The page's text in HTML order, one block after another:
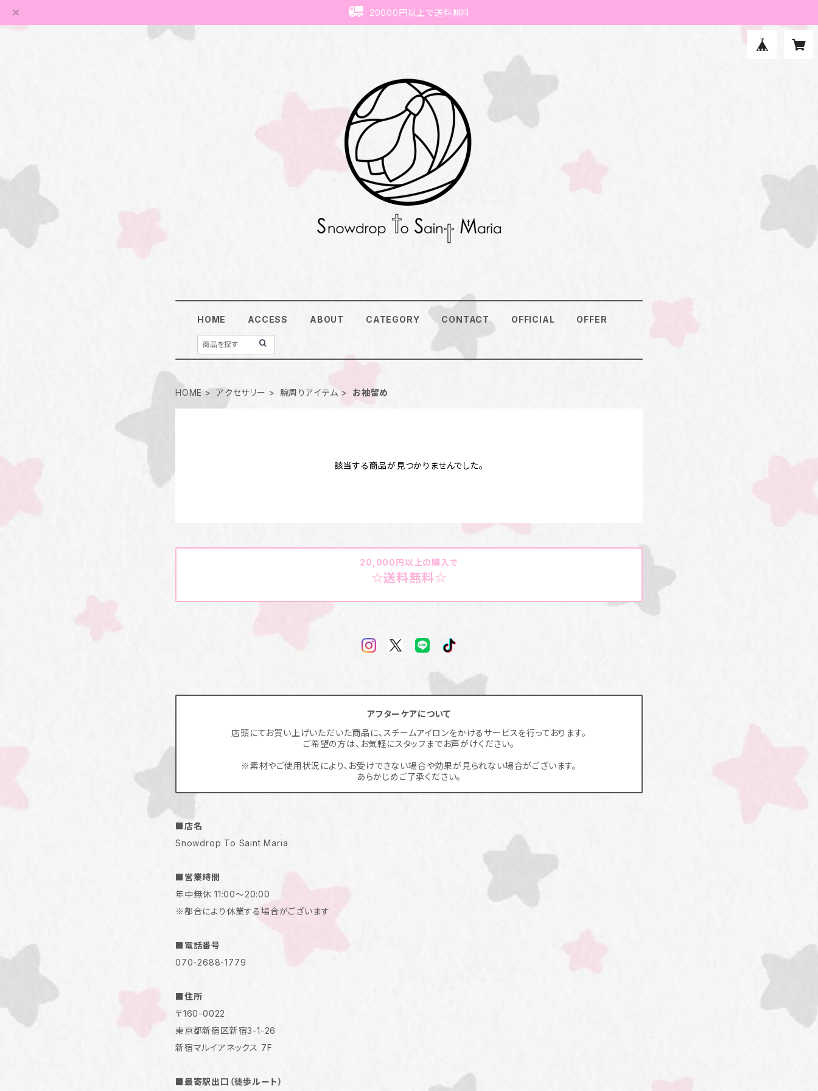
20000円以上で送料無料
HOME ACCESS ABOUT CATEGORY CONTACT OFFICIAL OFFER
HOME アクセサリー 腕周りアイテム お袖留め
該当する商品が見つかりませんでした。
20,000円以上の購入で
☆送料無料☆
アフターケアについて
店頭にてお買い上げいただいた商品に、スチームアイロンをかけるサービスを行っております。
ご希望の方は、お気軽にスタッフまでお声がけください。
※素材やご使用状況により、お受けできない場合や効果が見られない場合がございます。
あらかじめご了承ください。
■店名
Snowdrop To Saint Maria
■営業時間
年中無休 11:00～20:00
※都合により休業する場合がございます
■電話番号
070-2688-1779
■住所
〒160-0022
東京都新宿区新宿3-1-26
新宿マルイアネックス 7F
■最寄駅出口（徒歩ルート）